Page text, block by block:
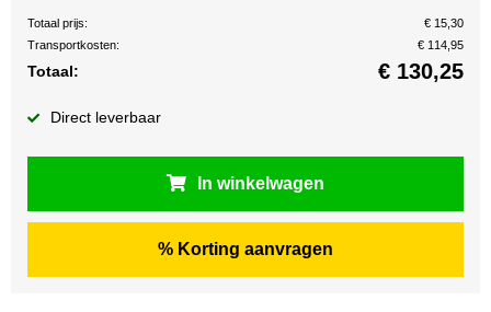
Totaal prijs:
€ 15,30
Transportkosten:
€ 114,95
Totaal: € 130,25
Direct leverbaar
In winkelwagen
% Korting aanvragen